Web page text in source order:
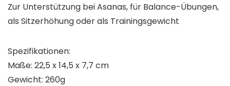
Zur Unterstützung bei Asanas, für Balance-Übungen,
als Sitzerhöhung oder als Trainingsgewicht
Spezifikationen:
Maße: 22,5 x 14,5 x 7,7 cm
Gewicht: 260g